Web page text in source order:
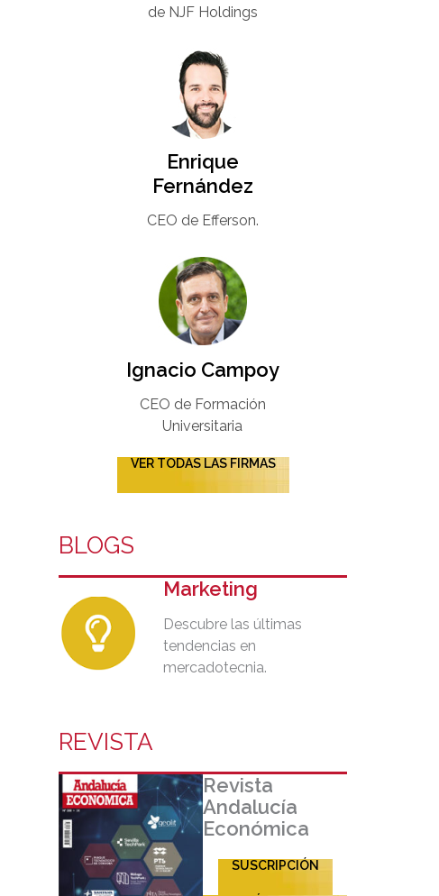
de NJF Holdings
Enrique
Fernández
CEO de Efferson.
Ignacio Campoy​
CEO de Formación
Universitaria​
VER TODAS LAS FIRMAS
BLOGS
Marketing
Descubre las últimas
tendencias en
mercadotecnia.
REVISTA
Revista
Andalucía
Económica
SUSCRIPCIÓN